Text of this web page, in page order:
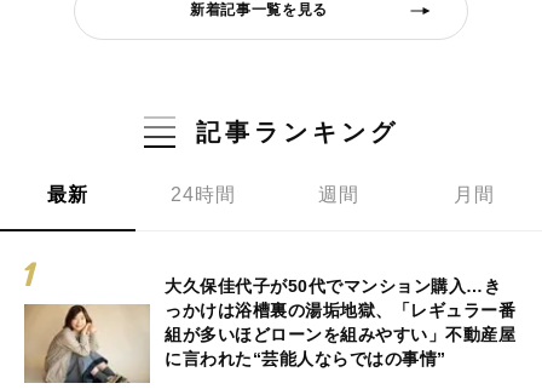
新着記事一覧を見る
記事ランキング
最新 24時間 週間 月間
大久保佳代子が50代でマンション購入…き
っかけは浴槽裏の湯垢地獄、「レギュラー番
組が多いほどローンを組みやすい」不動産屋
に言われた“芸能人ならではの事情”